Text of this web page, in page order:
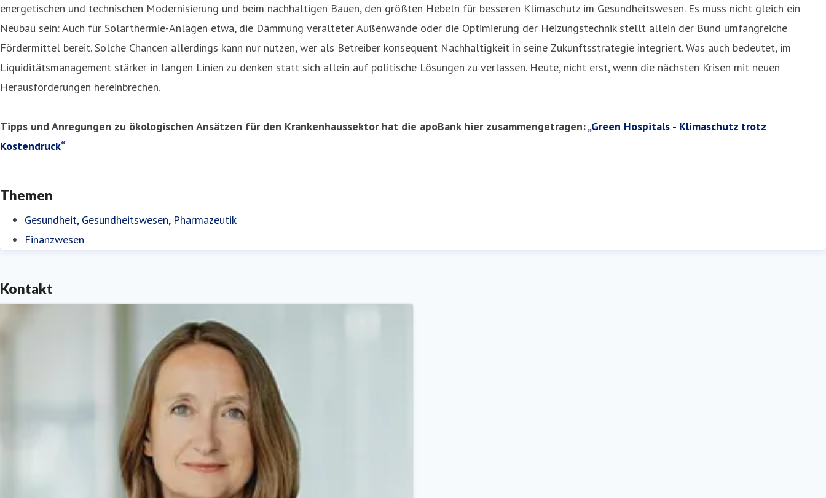
energetischen und technischen Modernisierung und beim nachhaltigen Bauen, den größten Hebeln für besseren Klimaschutz im Gesundheitswesen. Es muss nicht gleich ein
Neubau sein: Auch für Solarthermie-Anlagen etwa, die Dämmung veralteter Außenwände oder die Optimierung der Heizungstechnik stellt allein der Bund umfangreiche
Fördermittel bereit. Solche Chancen allerdings kann nur nutzen, wer als Betreiber konsequent Nachhaltigkeit in seine Zukunftsstrategie integriert. Was auch bedeutet, im
Liquiditätsmanagement stärker in langen Linien zu denken statt sich allein auf politische Lösungen zu verlassen. Heute, nicht erst, wenn die nächsten Krisen mit neuen
Herausforderungen hereinbrechen.
Tipps und Anregungen zu ökologischen Ansätzen für den Krankenhaussektor hat die apoBank hier zusammengetragen:„Green Hospitals - Klimaschutz trotz
Kostendruck“
Themen
Gesundheit, Gesundheitswesen, Pharmazeutik
Finanzwesen
Kontakt